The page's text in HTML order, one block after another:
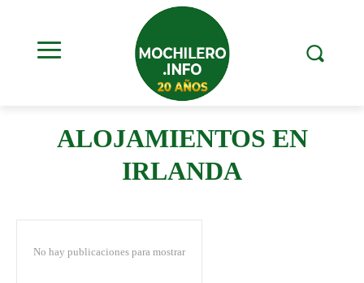
ALOJAMIENTOS EN
IRLANDA
No hay publicaciones para mostrar